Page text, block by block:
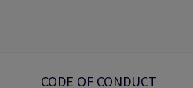
CODE OF CONDUCT